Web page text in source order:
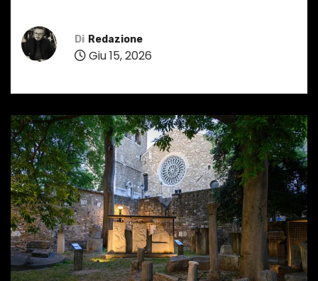
Di Redazione
Giu 15, 2026